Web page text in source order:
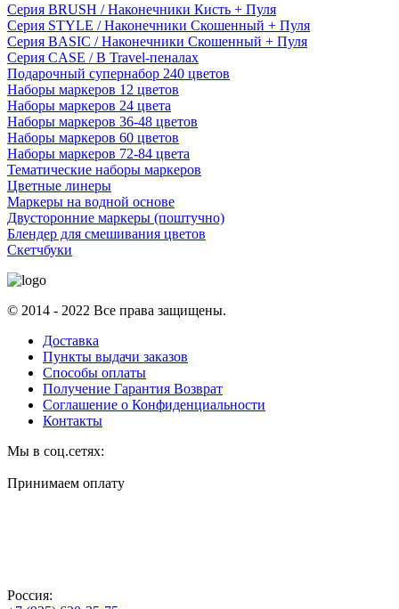
Серия BRUSH / Наконечники Кисть + Пуля
Серия STYLE / Наконечники Скошенный + Пуля
Серия BASIC / Наконечники Скошенный + Пуля
Серия CASE / В Travel-пеналах
Подарочный супернабор 240 цветов
Наборы маркеров 12 цветов
Наборы маркеров 24 цвета
Наборы маркеров 36-48 цветов
Наборы маркеров 60 цветов
Наборы маркеров 72-84 цвета
Тематические наборы маркеров
Цветные линеры
Маркеры на водной основе
Двусторонние маркеры (поштучно)
Блендер для смешивания цветов
Скетчбуки
© 2014 - 2022 Все права защищены.
Доставка
Пункты выдачи заказов
Способы оплаты
Получение Гарантия Возврат
Соглашение о Конфиденциальности
Контакты
Мы в соц.сетях:
Принимаем оплату
Россия: